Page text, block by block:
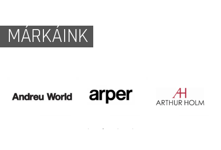
MÁRKÁINK